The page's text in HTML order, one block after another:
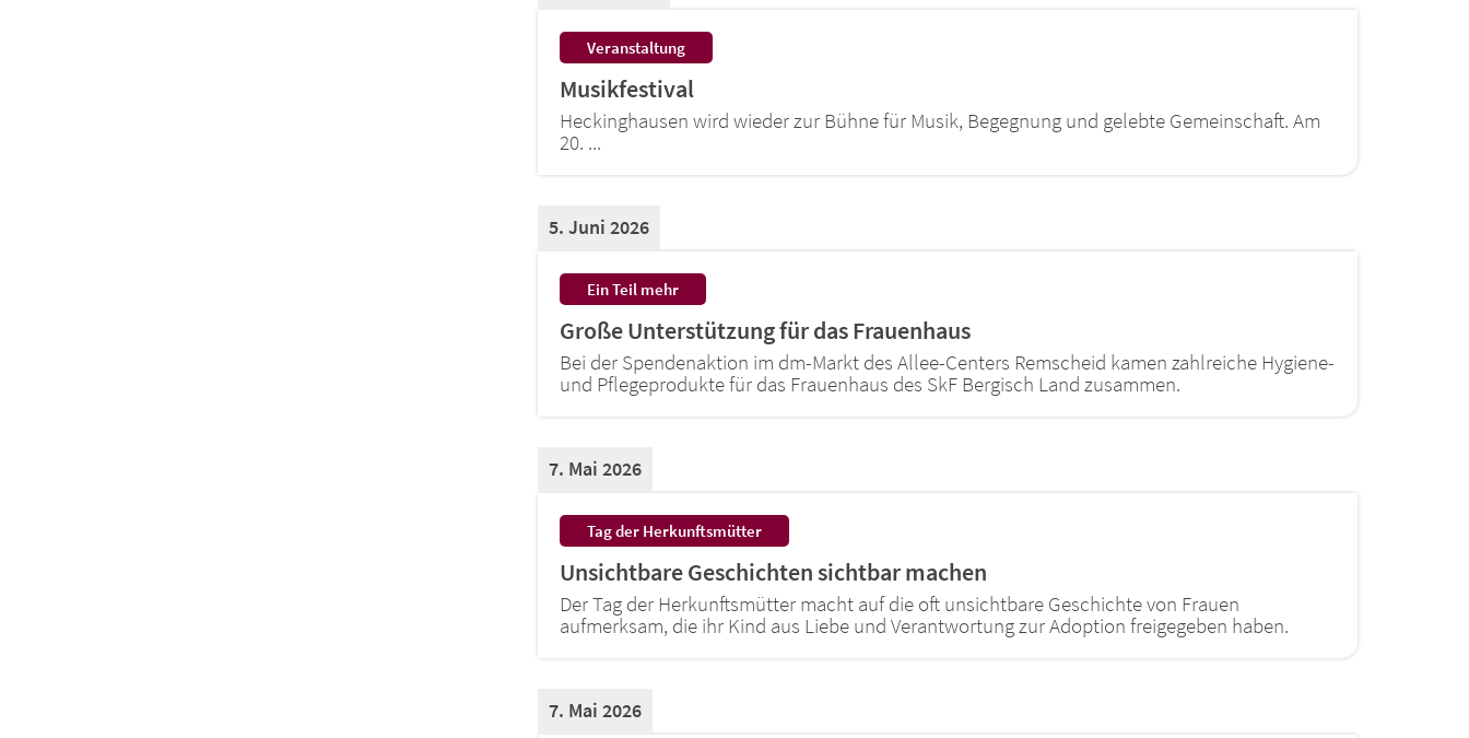
Veranstaltung:
Musikfestival
Heckinghausen wird wieder zur Bühne für Musik, Begegnung und gelebte Gemeinschaft. Am
20. ...
Ein Teil mehr:
Große Unterstützung für das Frauenhaus
5. Juni 2026
Bei der Spendenaktion im dm-Markt des Allee-Centers Remscheid kamen zahlreiche Hygiene-
und Pflegeprodukte für das Frauenhaus des SkF Bergisch Land zusammen.
Tag der Herkunftsmütter:
Unsichtbare Geschichten sichtbar machen
7. Mai 2026
Der Tag der Herkunftsmütter macht auf die oft unsichtbare Geschichte von Frauen
aufmerksam, die ihr Kind aus Liebe und Verantwortung zur Adoption freigegeben haben.
7. Mai 2026